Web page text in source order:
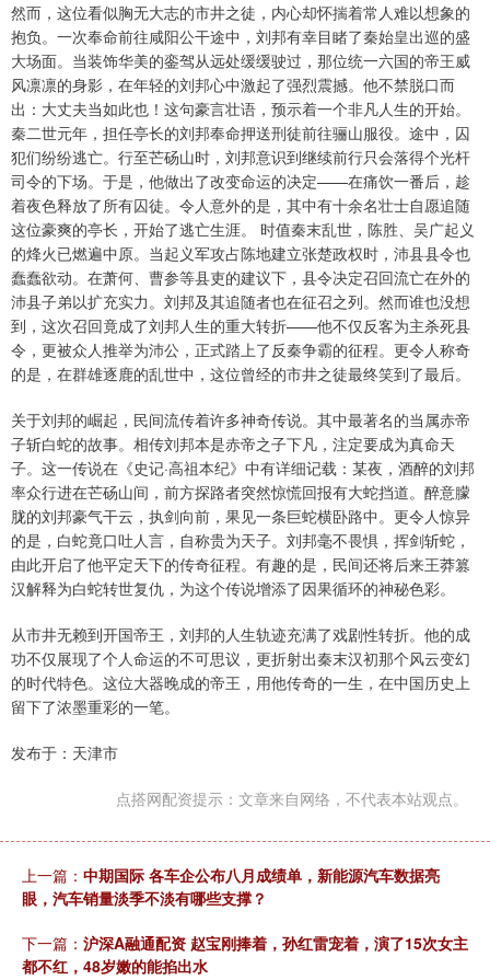
然而，这位看似胸无大志的市井之徒，内心却怀揣着常人难以想象的
抱负。一次奉命前往咸阳公干途中，刘邦有幸目睹了秦始皇出巡的盛
大场面。当装饰华美的銮驾从远处缓缓驶过，那位统一六国的帝王威
风凛凛的身影，在年轻的刘邦心中激起了强烈震撼。他不禁脱口而
出：大丈夫当如此也！这句豪言壮语，预示着一个非凡人生的开始。
秦二世元年，担任亭长的刘邦奉命押送刑徒前往骊山服役。途中，囚
犯们纷纷逃亡。行至芒砀山时，刘邦意识到继续前行只会落得个光杆
司令的下场。于是，他做出了改变命运的决定——在痛饮一番后，趁
着夜色释放了所有囚徒。令人意外的是，其中有十余名壮士自愿追随
这位豪爽的亭长，开始了逃亡生涯。 时值秦末乱世，陈胜、吴广起义
的烽火已燃遍中原。当起义军攻占陈地建立张楚政权时，沛县县令也
蠢蠢欲动。在萧何、曹参等县吏的建议下，县令决定召回流亡在外的
沛县子弟以扩充实力。刘邦及其追随者也在征召之列。然而谁也没想
到，这次召回竟成了刘邦人生的重大转折——他不仅反客为主杀死县
令，更被众人推举为沛公，正式踏上了反秦争霸的征程。更令人称奇
的是，在群雄逐鹿的乱世中，这位曾经的市井之徒最终笑到了最后。
关于刘邦的崛起，民间流传着许多神奇传说。其中最著名的当属赤帝
子斩白蛇的故事。相传刘邦本是赤帝之子下凡，注定要成为真命天
子。这一传说在《史记·高祖本纪》中有详细记载：某夜，酒醉的刘邦
率众行进在芒砀山间，前方探路者突然惊慌回报有大蛇挡道。醉意朦
胧的刘邦豪气干云，执剑向前，果见一条巨蛇横卧路中。更令人惊异
的是，白蛇竟口吐人言，自称贵为天子。刘邦毫不畏惧，挥剑斩蛇，
由此开启了他平定天下的传奇征程。有趣的是，民间还将后来王莽篡
汉解释为白蛇转世复仇，为这个传说增添了因果循环的神秘色彩。
从市井无赖到开国帝王，刘邦的人生轨迹充满了戏剧性转折。他的成
功不仅展现了个人命运的不可思议，更折射出秦末汉初那个风云变幻
的时代特色。这位大器晚成的帝王，用他传奇的一生，在中国历史上
留下了浓墨重彩的一笔。
发布于：天津市
点搭网配资提示：文章来自网络，不代表本站观点。
上一篇： 中期国际 各车企公布八月成绩单，新能源汽车数据亮
眼，汽车销量淡季不淡有哪些支撑？
下一篇： 沪深A融通配资 赵宝刚捧着，孙红雷宠着，演了15次女主
都不红，48岁嫩的能掐出水